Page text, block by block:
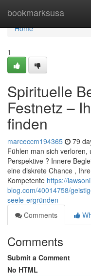
bookmarksusa
Home
Home
1
Spirituelle
Festnetz –
finden
marceccm194365 79
Fühlen man sich
Perspektive ? Innere
eine diskrete Chance ,
Kompetente https://
blog.com/40014758/
seele-ergründen
Comments
Comments
Submit a Comment
No HTML